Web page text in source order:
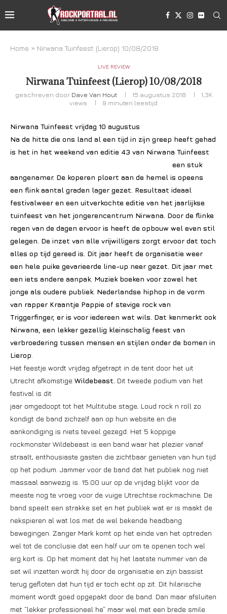
Home » Nirwana Tuinfeest (Lierop) 10/08/2018
LIVE REVIEW
Nirwana Tuinfeest (Lierop) 10/08/2018
geschreven door Dave Van Hout 15 augustus 2018
1,3K
views
9 minuten leestijd
Nirwana Tuinfeest vrijdag 10 augustus
Na de hitte die ons land al een tijd in zijn greep heeft gehad
is het in het weekend van editie 43 van Nirwana Tuinfeest
een stuk
aangenamer. De koperen ploert aan de hemel is opeens
een flink aantal graden lager gezet. Resultaat ideaal
festivalweer en een uitverkochte editie van het jaarlijkse
tuinfeest van het jongerencentrum Nirwana. Door de flinke
regen van de dagen ervoor is heeft de opbouw wel even stil
gelegen. De inzet van alle vrijwilligers zorgt ervoor dat toch
alles op tijd gereed is. Dit jaar heeft de organisatie weer
een hele puike gevarieerde line-up neer gezet. Dit jaar met
een iets andere aanpak. Muziek boeken voor zowel het
jonge als oudere publiek. Nederlandse hiphop in de vorm
van rapper Kraantje Pappie of stevige rock van
Triggerfinger, er is voor iedereen wat wils. Dat kenmerkt ook
Nirwana, een lekker gezellig kleinschalig feest van
verbroedering tussen mensen en stijlen onder de bomen in
Lierop
Het feestje wordt vrijdag afgetrapt in de tent door het uit
Utrecht afkomstige Wildebeast. Dit tweede podium van het
festival is dit
jaar omgedoopt tot het Multitube stage. Loud rock n roll zo
kondigt de band zichzelf aan op hun website en die
aankondiging is niets teveel gezegd. Het 5 koppige
rockmonster Wildebeast is een band waar het plezier vanaf
straalt, enthousiaste gasten die zichtbaar genieten van hun tijd
op het podium. Jammer voor de band dat het publiek nog niet
massaal aanwezig is. 15.00 uur op de vrijdag blijkt voor de
meeste nog te vroeg voor de vuige Utrechtse rockmachine. De
band speelt een strakke set en het publiek wat er is maakt de
nekspieren al wat los met de wel bekende headbang
bewegingen. Zanger Mark komt op het einde van het optreden
wel tot de conclusie dat een half uur om te openen toch wel
erg kort is. Op het moment dat hij het laatste nummer van de
set wil inzetten wordt hij door de organisatie en zijn bassist
terug gefloten dat hun tijd er toch echt op zit. Dit hilarische
moment wordt goed opgepakt door de band. Dan maar afsluiten
met “lekker professioneel he” maar wel met een brede smile